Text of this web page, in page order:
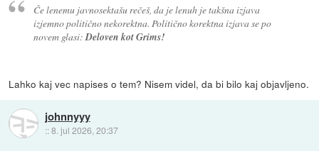
Če lenemu javnosektašu rečeš, da je lenuh je takšna izjava
izjemno politično nekorektna. Politično korektna izjava se po
novem glasi: Deloven kot Grims!
Lahko kaj vec napises o tem? Nisem videl, da bi bilo kaj objavljeno.
johnnyyy
::8. jul 2026, 20:37